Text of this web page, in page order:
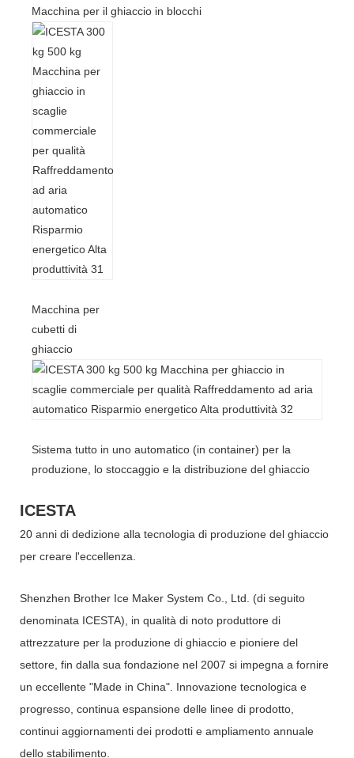
Macchina per il ghiaccio in blocchi
Macchina per
cubetti di
ghiaccio
Sistema tutto in uno automatico (in container) per la
produzione, lo stoccaggio e la distribuzione del ghiaccio
ICESTA
20 anni di dedizione alla tecnologia di produzione del ghiaccio
per creare l'eccellenza.
Shenzhen Brother Ice Maker System Co., Ltd. (di seguito
denominata ICESTA), in qualità di noto produttore di
attrezzature per la produzione di ghiaccio e pioniere del
settore, fin dalla sua fondazione nel 2007 si impegna a fornire
un eccellente "Made in China". Innovazione tecnologica e
progresso, continua espansione delle linee di prodotto,
continui aggiornamenti dei prodotti e ampliamento annuale
dello stabilimento.